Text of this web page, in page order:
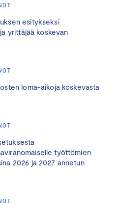
esitykseksi
yrittäjää koskevan
loma-aikoja koskevasta
työttömien
2026 ja 2027 annetun